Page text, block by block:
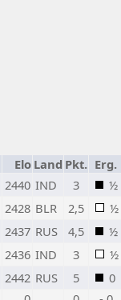
Elo Land Pkt. Erg.
2440 IND 3
½
2428 BLR 2,5
½
2437 RUS 4,5
½
2436 IND 3
½
2442 RUS 5
0